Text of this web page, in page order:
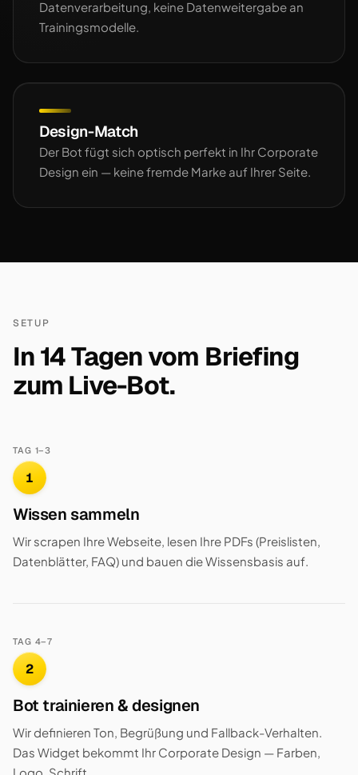
Datenverarbeitung, keine Datenweitergabe an
Trainingsmodelle.
Design-Match
Der Bot fügt sich optisch perfekt in Ihr Corporate
Design ein — keine fremde Marke auf Ihrer Seite.
SETUP
In 14 Tagen vom Briefing
zum Live-Bot.
TAG 1–3
1
Wissen sammeln
Wir scrapen Ihre Webseite, lesen Ihre PDFs (Preislisten,
Datenblätter, FAQ) und bauen die Wissensbasis auf.
TAG 4–7
2
Bot trainieren & designen
Wir definieren Ton, Begrüßung und Fallback-Verhalten.
Das Widget bekommt Ihr Corporate Design — Farben,